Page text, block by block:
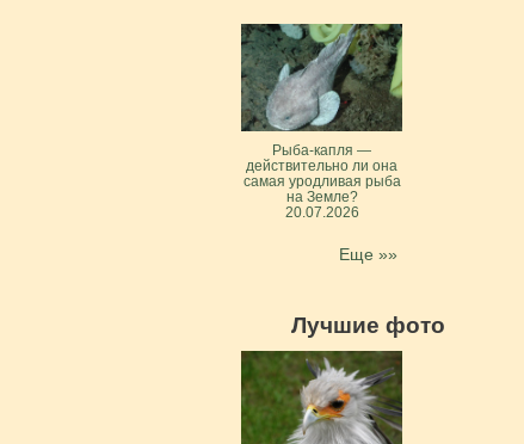
Рыба-капля —
действительно ли она
самая уродливая рыба
на Земле?
20.07.2026
Еще »»
Лучшие фото